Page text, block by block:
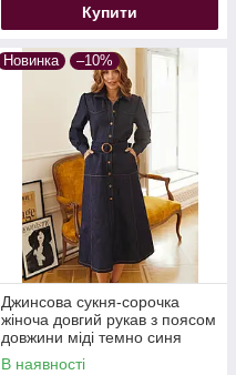
Купити
Новинка –10%
Джинсова сукня-сорочка
жіноча довгий рукав з поясом
довжини міді темно синя
В наявності